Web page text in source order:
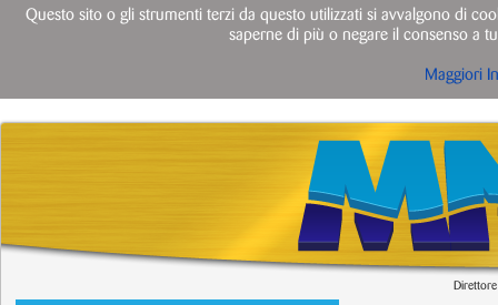
Questo sito o gli strumenti terzi da questo utilizzati si avvalgono di
saperne di più o negare il consenso a
Maggiori